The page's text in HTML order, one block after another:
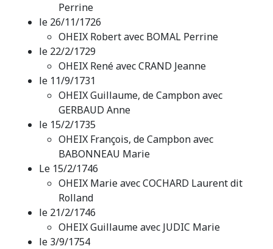
Perrine
le 26/11/1726
OHEIX Robert avec BOMAL Perrine
le 22/2/1729
OHEIX René avec CRAND Jeanne
le 11/9/1731
OHEIX Guillaume, de Campbon avec
GERBAUD Anne
le 15/2/1735
OHEIX François, de Campbon avec
BABONNEAU Marie
Le 15/2/1746
OHEIX Marie avec COCHARD Laurent dit
Rolland
le 21/2/1746
OHEIX Guillaume avec JUDIC Marie
le 3/9/1754